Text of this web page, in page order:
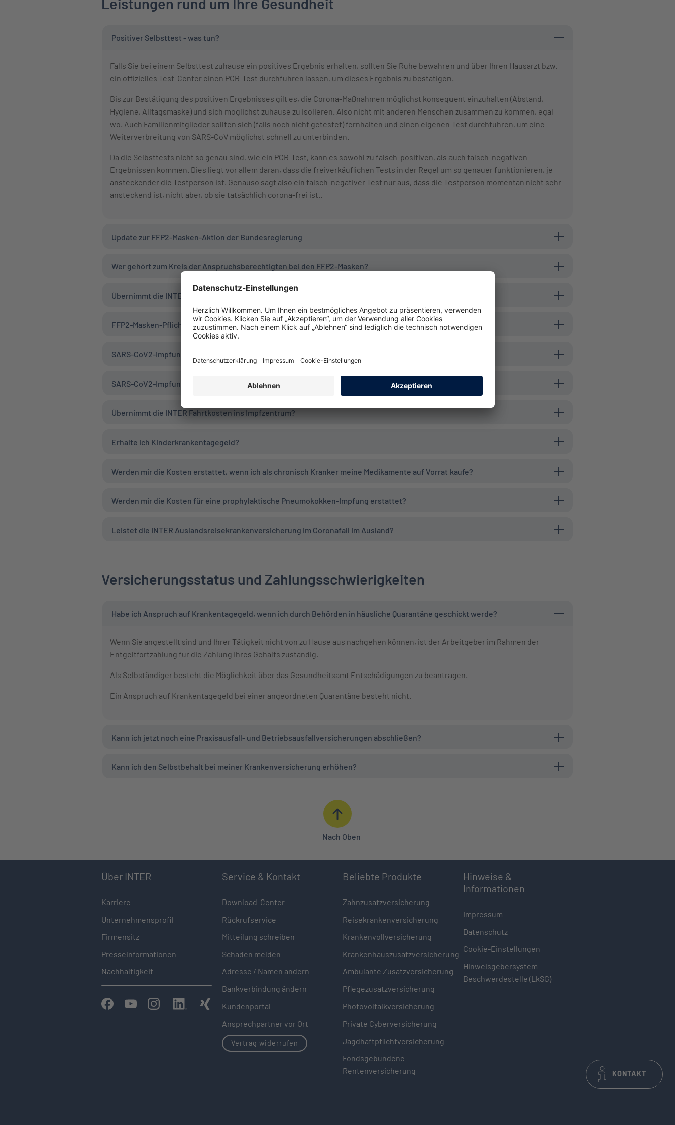
Positiver Selbsttest - was tun?
Falls Sie bei einem Selbsttest zuhause ein positives Ergebnis erhalten, sollten Sie Ruhe bewahren und über Ihren Hausarzt bzw.
ein offizielles Test-Center einen PCR-Test durchführen lassen, um dieses Ergebnis zu bestätigen.
Bis zur Bestätigung des positiven Ergebnisses gilt es, die Corona-Maßnahmen möglichst konsequent einzuhalten (Abstand,
Hygiene, Alltagsmaske) und sich möglichst zuhause zu isolieren. Also nicht mit anderen Menschen zusammen zu kommen, egal
wo. Auch Familienmitglieder sollten sich (falls noch nicht getestet) fernhalten und einen eigenen Test durchführen, um eine
Weiterverbreitung von SARS-CoV möglichst schnell zu unterbinden.
Da die Selbsttests nicht so genau sind, wie ein PCR-Test, kann es sowohl zu falsch-positiven, als auch falsch-negativen
Ergebnissen kommen. Dies liegt vor allem daran, dass die freiverkäuflichen Tests in der Regel um so genauer funktionieren, je
ansteckender die Testperson ist. Genauso sagt also ein falsch-negativer Test nur aus, dass die Testperson momentan nicht sehr
ansteckend ist, nicht aber, ob sie tatsächlich corona-frei ist..
Update zur FFP2-Masken-Aktion der Bundesregierung
Wer gehört zum Kreis der Anspruchsberechtigten bei den FFP2-Masken?
Übernimmt die INTER die Eigenbeteiligung bei den FFP2-Masken?
FFP2-Masken-Pflicht in Bayern - Übernimmt die INTER die Kosten?
SARS-CoV2-Impfung: Organisiert die INTER die Impfung für mich?
SARS-CoV2-Impfung: Wer übernimmt die Kosten für die Impfung?
Übernimmt die INTER Fahrtkosten ins Impfzentrum?
Erhalte ich Kinderkrankentagegeld?
Werden mir die Kosten erstattet, wenn ich als chronisch Kranker meine Medikamente auf Vorrat kaufe?
Werden mir die Kosten für eine prophylaktische Pneumokokken-Impfung erstattet?
Leistet die INTER Auslandsreisekrankenversicherung im Coronafall im Ausland?
Versicherungsstatus und Zahlungsschwierigkeiten
Habe ich Anspruch auf Krankentagegeld, wenn ich durch Behörden in häusliche Quarantäne geschickt werde?
Wenn Sie angestellt sind und Ihrer Tätigkeit nicht von zu Hause aus nachgehen können, ist der Arbeitgeber im Rahmen der
Entgeltfortzahlung für die Zahlung Ihres Gehalts zuständig.
Als Selbständiger besteht die Möglichkeit über das Gesundheitsamt Entschädigungen zu beantragen.
Ein Anspruch auf Krankentagegeld bei einer angeordneten Quarantäne besteht nicht.
Kann ich jetzt noch eine Praxisausfall- und Betriebsausfallversicherungen abschließen?
Kann ich den Selbstbehalt bei meiner Krankenversicherung erhöhen?
Nach Oben
KONTAKT
Über INTER
Karriere
Unternehmensprofil
Firmensitz
Presseinformationen
Nachhaltigkeit
Service & Kontakt
Download-Center
Rückrufservice
Mitteilung schreiben
Schaden melden
Adresse / Namen ändern
Bankverbindung ändern
Kundenportal
Ansprechpartner vor Ort
Vertrag widerrufen
Beliebte Produkte
Zahnzusatzversicherung
Reisekrankenversicherung
Krankenvollversicherung
Krankenhauszusatzversicherung
Ambulante Zusatzversicherung
Pflegezusatzversicherung
Photovoltaikversicherung
Private Cyberversicherung
Jagdhaftpflichtversicherung
Fondsgebundene
Rentenversicherung
Hinweise &
Informationen
Impressum
Datenschutz
Cookie-Einstellungen
Hinweisgebersystem -
Beschwerdestelle (LkSG)